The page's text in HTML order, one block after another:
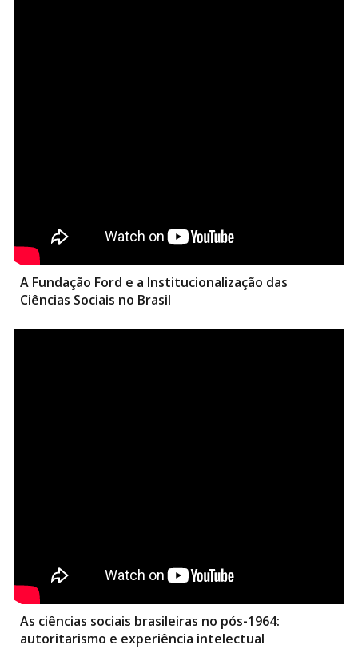
A Fundação Ford e a Institucionalização das
Ciências Sociais no Brasil
As ciências sociais brasileiras no pós-1964:
autoritarismo e experiência intelectual